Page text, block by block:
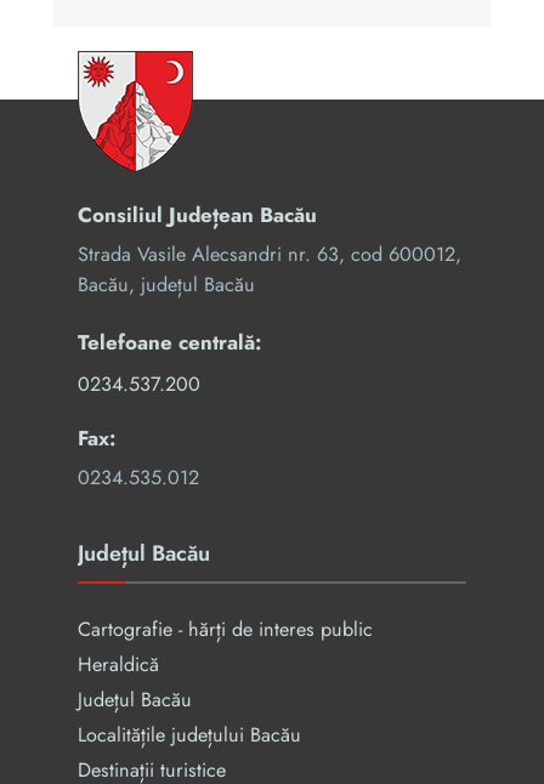
Consiliul Județean Bacău
Strada Vasile Alecsandri nr. 63, cod 600012,
Bacău, județul Bacău
Telefoane centrală:
0234.537.200
Fax:
0234.535.012
Județul Bacău
Cartografie - hărți de interes public
Heraldică
Județul Bacău
Localitățile județului Bacău
Destinații turistice